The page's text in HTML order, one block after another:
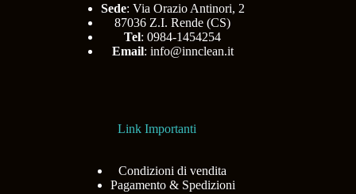
Sede: Via Orazio Antinori, 2
87036 Z.I. Rende (CS)
Tel: 0984-1454254
Email: info@innclean.it
Link Importanti
Condizioni di vendita
Pagamento & Spedizioni